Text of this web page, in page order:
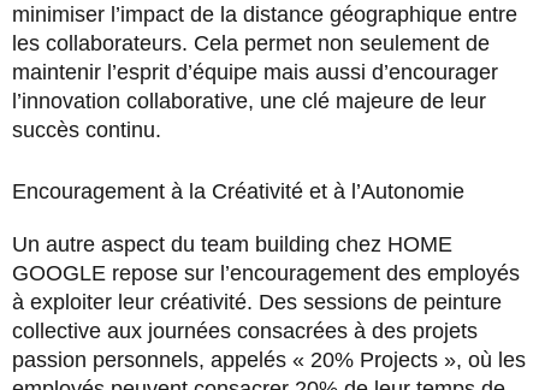
minimiser l’impact de la distance géographique entre
les collaborateurs. Cela permet non seulement de
maintenir l’esprit d’équipe mais aussi d’encourager
l’innovation collaborative, une clé majeure de leur
succès continu.
Encouragement à la Créativité et à l’Autonomie
Un autre aspect du team building chez HOME
GOOGLE repose sur l’encouragement des employés
à exploiter leur créativité. Des sessions de peinture
collective aux journées consacrées à des projets
passion personnels, appelés « 20% Projects », où les